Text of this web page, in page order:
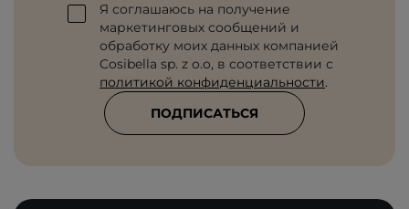
Я соглашаюсь на получение
маркетинговых сообщений и
обработку моих данных компанией
Cosibella sp. z o.o, в соответствии с
политикой конфиденциальности.
ПОДПИСАТЬСЯ